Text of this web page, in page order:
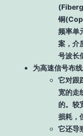
铜
频率单
案，介
号波长
为高速信号布
它对跟
宽的走
的。较
损耗，
它还导